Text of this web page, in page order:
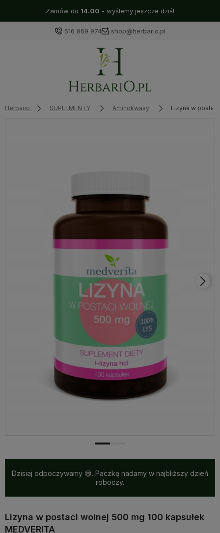
Zamów do 14.00 - wyślemy jeszcze dziś!
516 869 974 shop@herbario.pl
Herbario SUPLEMENTY Aminokwasy Lizyna w postaci
Dzisiaj odpoczywamy 😅. Paczkę nadamy w najbliższy dzień
roboczy.
Lizyna w postaci wolnej 500 mg 100 kapsułek
MEDVERITA